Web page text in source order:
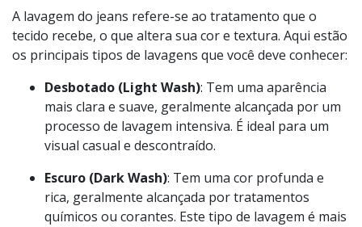
ofusquem, o seu estilo pessoal.
Atente-se aos tipos de lavagens de jeans
A lavagem do jeans refere-se ao tratamento que o
tecido recebe, o que altera sua cor e textura. Aqui estão
os principais tipos de lavagens que você deve conhecer:
mais clara e suave, geralmente alcançada por um
processo de lavagem intensiva. É ideal para um
visual casual e descontraído.